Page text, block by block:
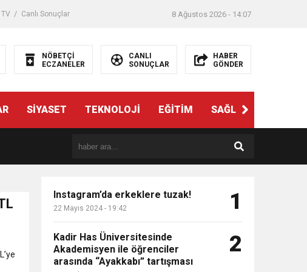
TV Canlı Sonuçlar 8 Ağustos 2026 - 14:07
NÖBETÇİ
ECZANELER
CANLI
SONUÇLAR
HABER
GÖNDER
SİYASET TEKNOLOJİ EĞİTİM SAĞLIK
kapsam
Instagram’da erkeklere tuzak!
22 Mayıs 2024 - 19:42 1
Kadir Has Üniversitesinde
Akademisyen ile öğrenciler
arasında “Ayakkabı” tartışması
2